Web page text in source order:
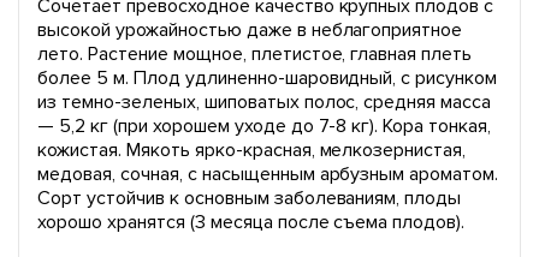
Сочетает превосходное качество крупных плодов с
высокой урожайностью даже в неблагоприятное
лето. Растение мощное, плетистое, главная плеть
более 5 м. Плод удлиненно-шаровидный, с рисунком
из темно-зеленых, шиповатых полос, средняя масса
— 5,2 кг (при хорошем уходе до 7-8 кг). Кора тонкая,
кожистая. Мякоть ярко-красная, мелкозернистая,
медовая, сочная, с насыщенным арбузным ароматом.
Сорт устойчив к основным заболеваниям, плоды
хорошо хранятся (3 месяца после съема плодов).